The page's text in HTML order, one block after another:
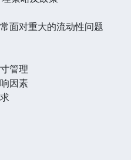
面对重大的流动性问题
管理
因素